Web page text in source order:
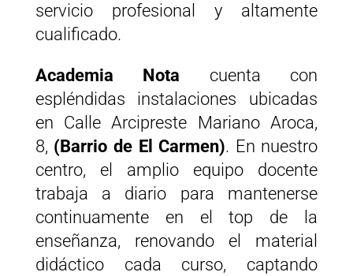
servicio profesional y altamente
cualificado.
Academia Nota
cuenta con
espléndidas instalaciones ubicadas
en Calle Arcipreste Mariano Aroca,
8, (Barrio de El Carmen). En nuestro
centro, el amplio equipo docente
trabaja a diario para mantenerse
continuamente en el top de la
enseñanza, renovando el material
didáctico cada curso, captando